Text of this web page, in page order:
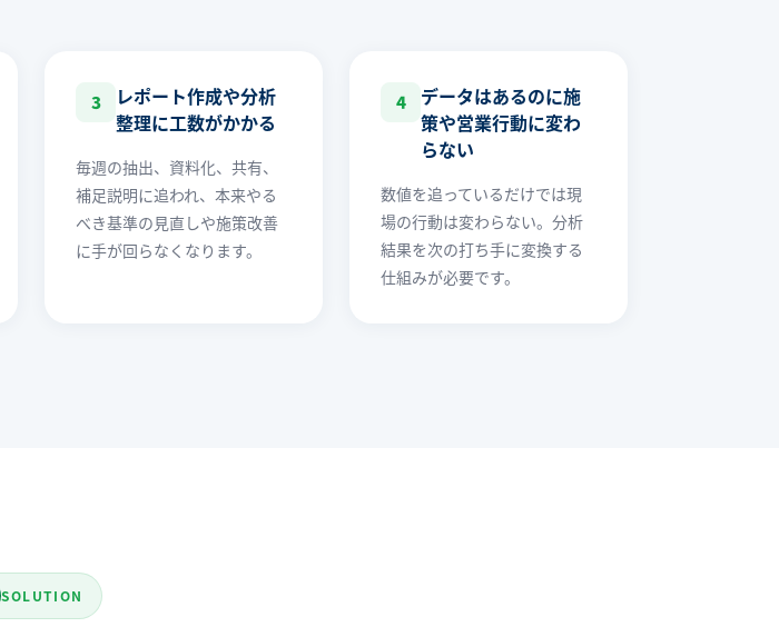
3
レポート作成や分析
整理に工数がかかる
毎週の抽出、資料化、共有、
補足説明に追われ、本来やる
べき基準の見直しや施策改善
に手が回らなくなります。
4
データはあるのに施
策や営業行動に変わ
らない
数値を追っているだけでは現
場の行動は変わらない。分析
結果を次の打ち手に変換する
仕組みが必要です。
SOLUTION